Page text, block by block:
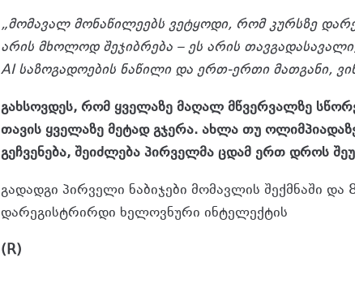
„მომავალ მონაწილეებს ვეტყოდი, რომ კურსზე
არის მხოლოდ შეჯიბრება – ეს არის
AI საზოგადოების ნაწილი და ერთ-ერთი მათგანი,
გახსოვდეს, რომ ყველაზე მაღალ მწვერვალზე
თავის ყველაზე მეტად გჯერა. ახლა თუ
გეჩვენება, შეიძლება პირველმა ცდამ ერთ დროს
გადადგი პირველი ნაბიჯები მომავლის შექმნაში
დარეგისტრირდი ხელოვნური ინტელექტის
(R)